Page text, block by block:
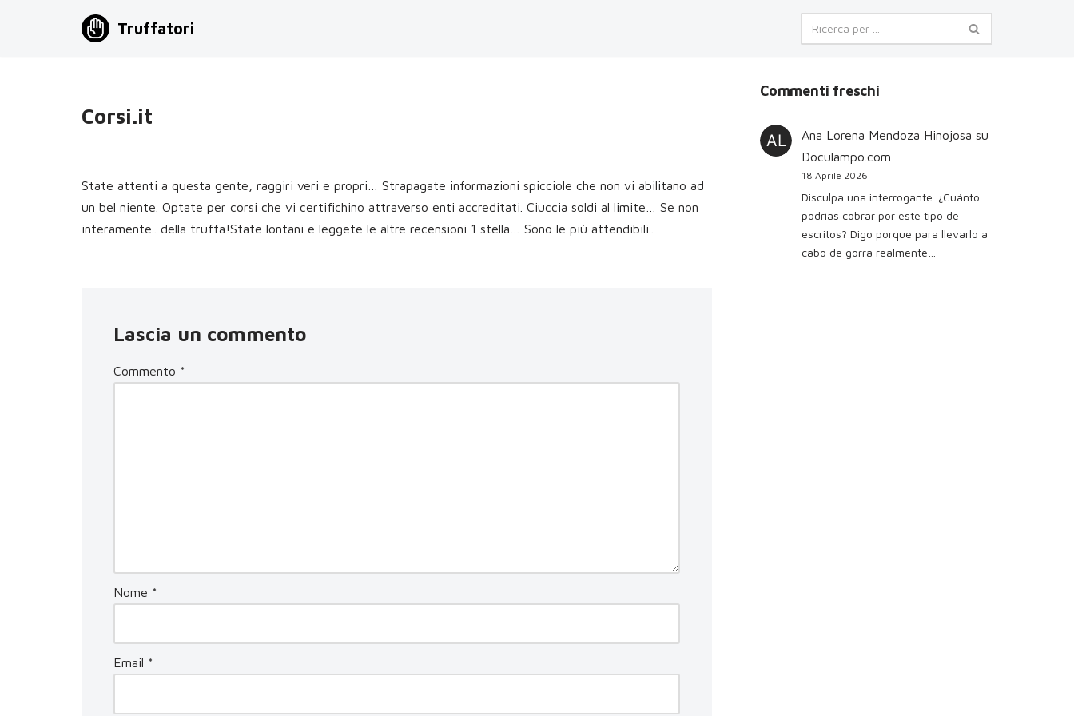
Truffatori
Corsi.it
State attenti a questa gente, raggiri veri e propri… Strapagate informazioni spicciole che non vi abilitano ad
un bel niente. Optate per corsi che vi certifichino attraverso enti accreditati. Ciuccia soldi al limite… Se non
interamente.. della truffa!State lontani e leggete le altre recensioni 1 stella… Sono le più attendibili..
Lascia un commento
Commento *
Nome *
Email *
Commenti freschi
Ana Lorena Mendoza Hinojosa su
Doculampo.com
18 Aprile 2026
Disculpa una interrogante. ¿Cuánto
podrías cobrar por este tipo de
escritos? Digo porque para llevarlo a
cabo de gorra realmente…